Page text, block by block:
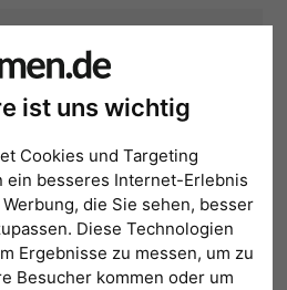
ist uns wichtig
Cookies und Targeting
ein besseres Internet-Erlebnis
die Sie sehen, besser
Diese Technologien
Ergebnisse zu messen, um zu
Besucher kommen oder um
... 15 >
Preis absteigend